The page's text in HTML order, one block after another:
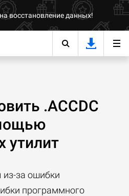
восстановление данных!
.ACCDC
утилит
за ошибки
программного